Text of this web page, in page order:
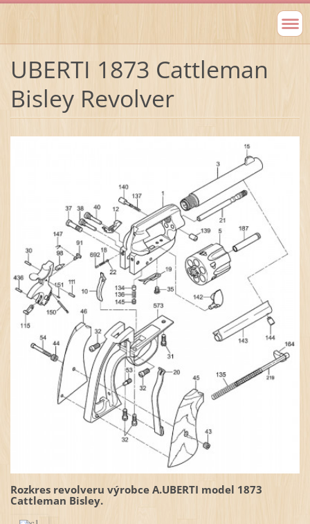
UBERTI 1873 Cattleman
Bisley Revolver
Rozkres revolveru výrobce A.UBERTI model 1873
Cattleman Bisley.